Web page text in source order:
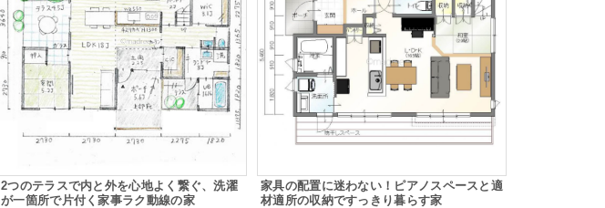
2つのテラスで内と外を心地よく繋ぐ、洗濯
が一箇所で片付く家事ラク動線の家
家具の配置に迷わない！ピアノスペースと適
材適所の収納ですっきり暮らす家